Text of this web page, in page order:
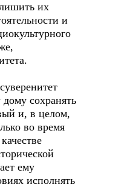
их
и
сохранять
и, в целом,
во время
ему
исполнять